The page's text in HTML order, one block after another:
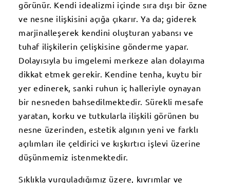
görünür. Kendi idealizmi içinde sıra dışı bir özne
ve nesne ilişkisini açığa çıkarır. Ya da; giderek
marjinalleşerek kendini oluşturan yabansı ve
tuhaf ilişkilerin çelişkisine gönderme yapar.
Dolayısıyla bu imgelemi merkeze alan dolayıma
dikkat etmek gerekir. Kendine tenha, kuytu bir
yer edinerek, sanki ruhun iç halleriyle oynayan
bir nesneden bahsedilmektedir. Sürekli mesafe
yaratan, korku ve tutkularla ilişkili görünen bu
nesne üzerinden, estetik algının yeni ve farklı
açılımları ile çeldirici ve kışkırtıcı işlevi üzerine
düşünmemiz istenmektedir.
Sıklıkla vurguladığımız üzere, kıvrımlar ve